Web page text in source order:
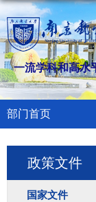
一流学科和高水
部门首页
政策文件
国家文件